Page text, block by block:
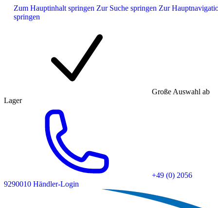
Zum Hauptinhalt springen Zur Suche springen Zur
springen
Große Auswahl ab
Lager
+49 (0) 2056
9290010 Händler-Login